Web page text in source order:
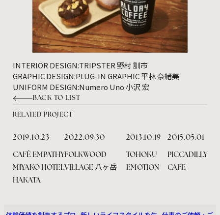
INTERIOR DESIGN:TRIPSTER 野村 訓市
GRAPHIC DESIGN:PLUG-IN GRAPHIC 平林 奈緒美
UNIFORM DESIGN:Numero Uno 小沢 宏
BACK TO LIST
RELATED PROJECT
2019.10.23
CAFÉ EMPATHY
MIYAKO HOTEL
HAKATA
2022.09.30
FOLKWOOD
VILLAGE 八ヶ岳
2013.10.19
TOHOKU
EMOTION
2015.05.01
PICCADILLY
CAFE